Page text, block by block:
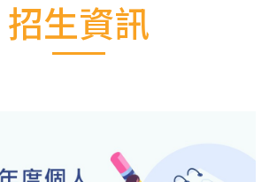
招生資訊